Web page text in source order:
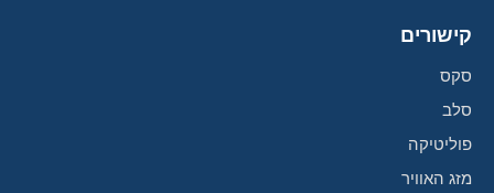
קישורים
סקס
סלב
פוליטיקה
מזג האוויר